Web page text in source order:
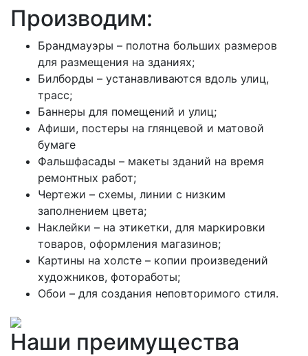
Производим:
Брандмауэры – полотна больших размеров
для размещения на зданиях;
Билборды – устанавливаются вдоль улиц,
трасс;
Баннеры для помещений и улиц;
Афиши, постеры на глянцевой и матовой
бумаге
Фальшфасады – макеты зданий на время
ремонтных работ;
Чертежи – схемы, линии с низким
заполнением цвета;
Наклейки – на этикетки, для маркировки
товаров, оформления магазинов;
Картины на холсте – копии произведений
художников, фотоработы;
Обои – для создания неповторимого стиля.
Наши преимущества